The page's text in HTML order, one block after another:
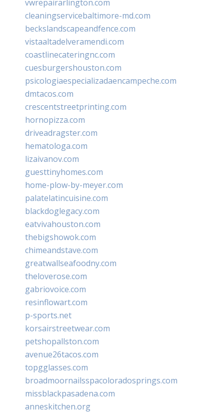
vwrepairarlington.com
cleaningservicebaltimore-md.com
beckslandscapeandfence.com
vistaaltadelveramendi.com
coastlinecateringnc.com
cuesburgershouston.com
psicologiaespecializadaencampeche.com
dmtacos.com
crescentstreetprinting.com
hornopizza.com
driveadragster.com
hematologa.com
lizaivanov.com
guesttinyhomes.com
home-plow-by-meyer.com
palatelatincuisine.com
blackdoglegacy.com
eatvivahouston.com
thebigshowok.com
chimeandstave.com
greatwallseafoodny.com
theloverose.com
gabriovoice.com
resinflowart.com
p-sports.net
korsairstreetwear.com
petshopallston.com
avenue26tacos.com
topgglasses.com
broadmoornailsspacoloradosprings.com
missblackpasadena.com
anneskitchen.org